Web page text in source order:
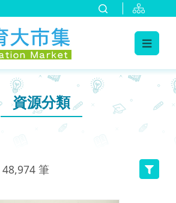
資源分類
48,974 筆